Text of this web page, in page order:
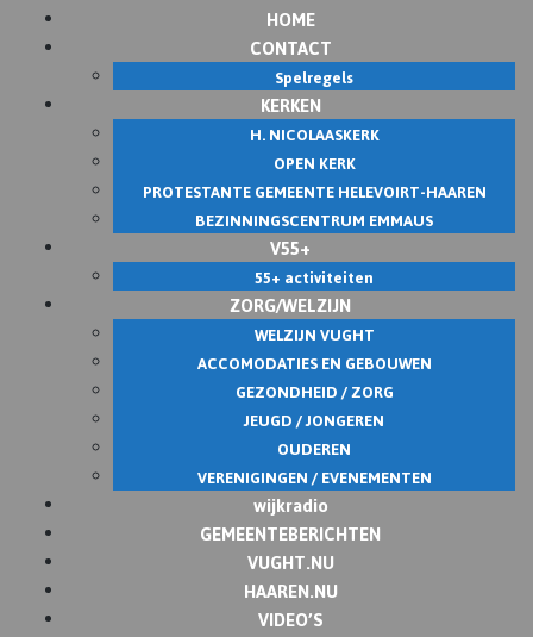
HOME
CONTACT
Spelregels
KERKEN
H. NICOLAASKERK
OPEN KERK
PROTESTANTE GEMEENTE HELEVOIRT-HAAREN
BEZINNINGSCENTRUM EMMAUS
V55+
55+ activiteiten
ZORG/WELZIJN
WELZIJN VUGHT
ACCOMODATIES EN GEBOUWEN
GEZONDHEID / ZORG
JEUGD / JONGEREN
OUDEREN
VERENIGINGEN / EVENEMENTEN
wijkradio
GEMEENTEBERICHTEN
VUGHT.NU
HAAREN.NU
VIDEO’S